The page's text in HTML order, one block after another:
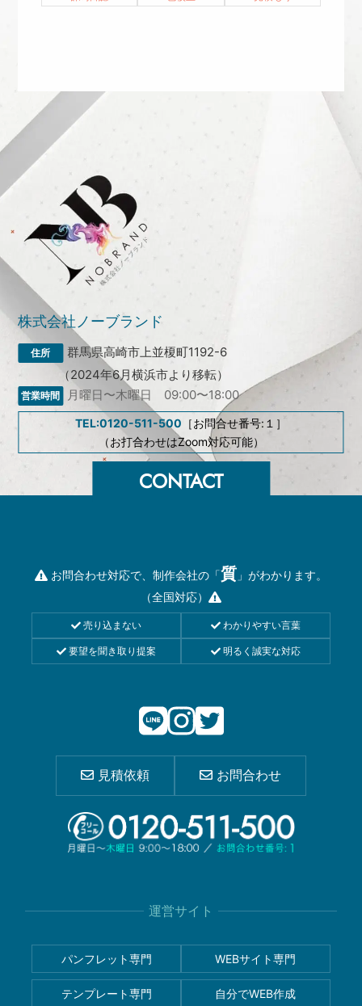
株式会社ノーブランド
群馬県高崎市上並榎町1192-6
（2024年6月横浜市より移転）
月曜日〜木曜日 09:00〜18:00
TEL:0120-511-500 ［お問合せ番号:１］
（お打合わせはZoom対応可能）
お問合わせ対応で、制作会社の「質 」がわかります。
（全国対応）
売り込まない わかりやすい言葉
要望を聞き取り提案 明るく誠実な対応
見積依頼 お問合わせ
運営サイト
パンフレット専門 WEBサイト専門
テンプレート専門 自分でWEB作成